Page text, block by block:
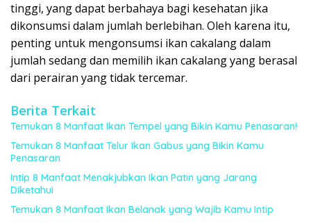
tinggi, yang dapat berbahaya bagi kesehatan jika
dikonsumsi dalam jumlah berlebihan. Oleh karena itu,
penting untuk mengonsumsi ikan cakalang dalam
jumlah sedang dan memilih ikan cakalang yang berasal
dari perairan yang tidak tercemar.
Berita Terkait
Temukan 8 Manfaat Ikan Tempel yang Bikin Kamu Penasaran!
Temukan 8 Manfaat Telur Ikan Gabus yang Bikin Kamu
Penasaran
Intip 8 Manfaat Menakjubkan Ikan Patin yang Jarang
Diketahui
Temukan 8 Manfaat Ikan Belanak yang Wajib Kamu Intip